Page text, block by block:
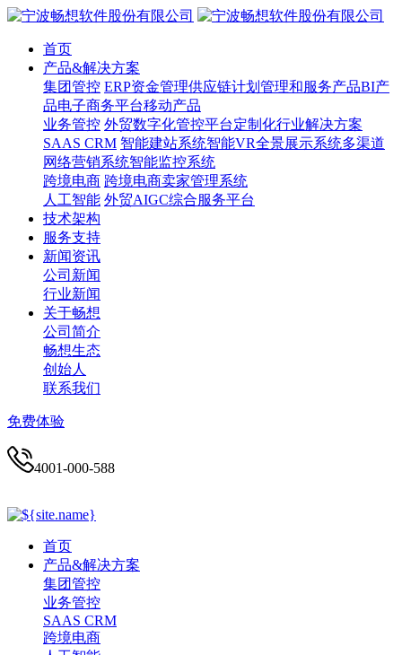
首页
产品&解决方案
集团管控 ERP资金管理供应链计划管理和服务产品BI产
品电子商务平台移动产品
业务管控 外贸数字化管控平台定制化行业解决方案
SAAS CRM 智能建站系统智能VR全景展示系统多渠道
网络营销系统智能监控系统
跨境电商 跨境电商卖家管理系统
人工智能 外贸AIGC综合服务平台
技术架构
服务支持
新闻资讯
公司新闻
行业新闻
关于畅想
公司简介
畅想生态
创始人
联系我们
免费体验
4001-000-588
首页
产品&解决方案
集团管控
业务管控
SAAS CRM
跨境电商